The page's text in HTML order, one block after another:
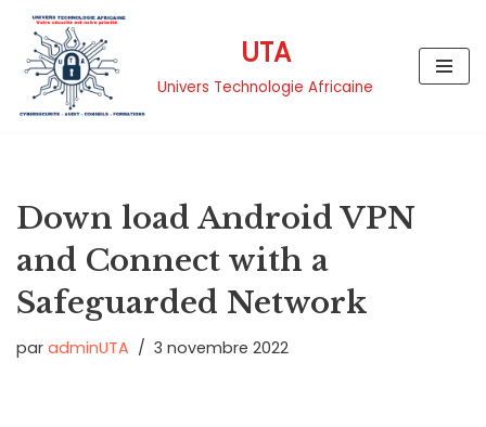
Aller
contenu
UTA
Univers Technologie Africaine
Down load Android VPN
and Connect with a
Safeguarded Network
par adminUTA 3 novembre 2022